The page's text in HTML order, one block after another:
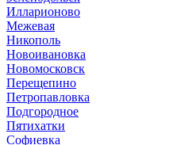
Илларионово
Межевая
Никополь
Новоивановка
Новомосковск
Перещепино
Петропавловка
Подгородное
Пятихатки
Софиевка